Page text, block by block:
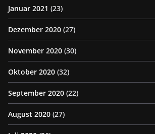
Januar 2021 (23)
Dezember 2020 (27)
November 2020 (30)
Oktober 2020 (32)
September 2020 (22)
August 2020 (27)